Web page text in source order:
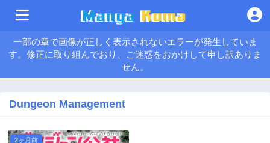
一部の章で画像が正しく表示されないエラーが発生していま
す。修正に取り組んでおり、ご迷惑をおかけして申し訳ありま
せん。
Dungeon Management
2ヶ月前